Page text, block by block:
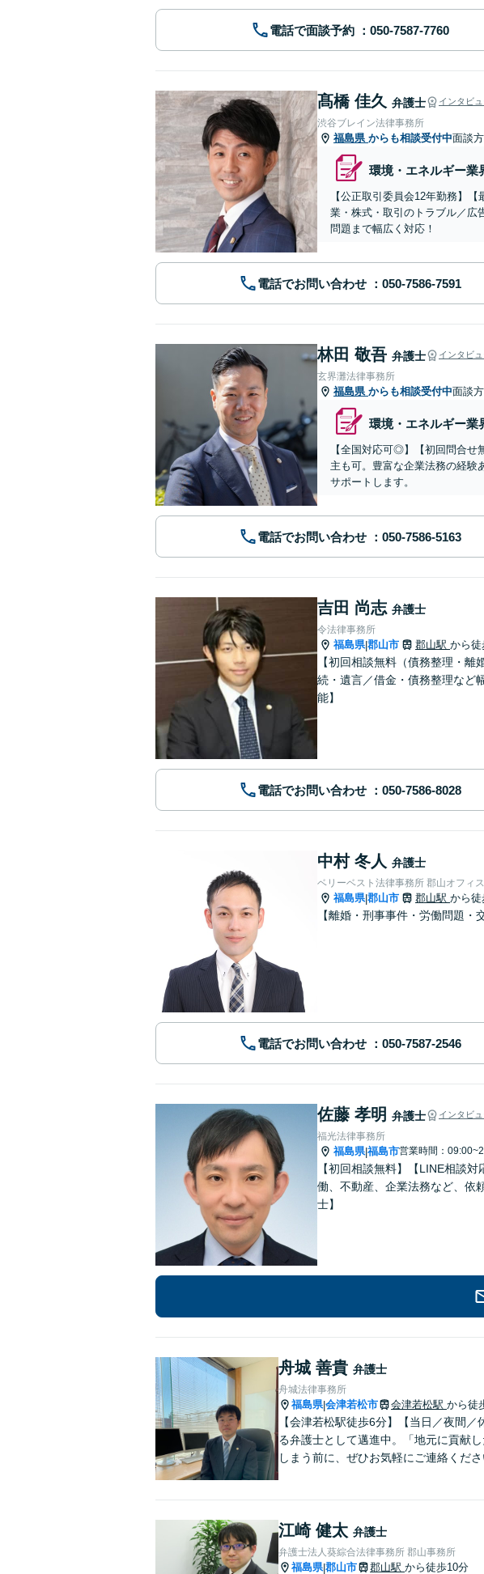
電話で面談予約
髙橋 佳久 弁護士 インタビ
渋谷ブレイン法律事務所
福島県 からも相談受付中面談
環境・エネルギー業
【公正取引委員会12年勤務】
業・株式・取引のトラブル／広
問題まで幅広く対応！
電話でお問い合わせ
林田 敬吾 弁護士 インタビ
玄界灘法律事務所
福島県 からも相談受付中面談
環境・エネルギー業
【全国対応可◎】【初回問合
主も可。豊富な企業法務の経験
サポートします。
電話でお問い合わせ
吉田 尚志 弁護士
令法律事務所
福島県|郡山市 郡山駅 から徒
【初回相談無料（債務整理・
続・遺言／借金・債務整理など
能】
電話でお問い合わせ
中村 冬人 弁護士
ベリーベスト法律事務所 郡山オフィス
福島県|郡山市 郡山駅 から徒
【離婚・刑事事件・労働問題
電話でお問い合わせ
佐藤 孝明 弁護士 インタビ
福光法律事務所
福島県|福島市営業時間：
【初回相談無料】【LINE相談
働、不動産、企業法務など、依
士】
舟城 善貴 弁護士
舟城法律事務所
福島県|会津若松市 会津若松駅 から徒
【会津若松駅徒歩6分】【当日／夜間
る弁護士として邁進中。「地元に貢献
しまう前に、ぜひお気軽にご連絡くださ
江崎 健太 弁護士
弁護士法人葵綜合法律事務所 郡山事務所
福島県|郡山市 郡山駅 から徒歩10分